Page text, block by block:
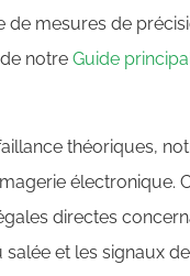
de mesures de
notre Guide
théoriques,
électronique.
directes
et les signaux